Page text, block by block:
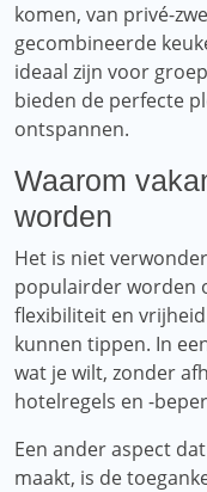
komen, van privé-
gecombineerde
ideaal zijn voor
bieden de perfecte
ontspannen.
Waarom
worden
Het is niet
populairder worden
flexibiliteit en
kunnen tippen. In
wat je wilt, zonder
hotelregels en -
Een ander aspect
maakt, is de